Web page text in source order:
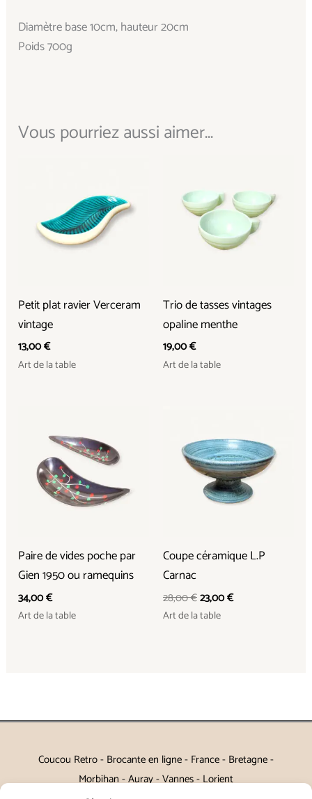
Diamètre base 10cm, hauteur 20cm
Poids 700g
Vous pourriez aussi aimer...
Petit plat ravier Verceram
vintage
13,00€
Art de la table
Trio de tasses vintages
opaline menthe
19,00€
Art de la table
Paire de vides poche par
Gien 1950 ou ramequins
34,00€
Art de la table
Coupe céramique L.P
Carnac
28,00€
initial
était :
28,00 €.
23,00€
actuel
est :
23,00 €.
Art de la table
Coucou Retro - Brocante en ligne - France - Bretagne -
Morbihan - Auray - Vannes - Lorient